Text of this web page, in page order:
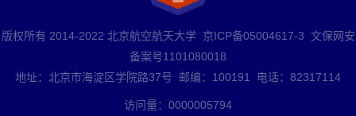
版权所有 2014-2022 北京航空航天大学 京ICP备05004617-3 文保网安
备案号1101080018
地址：北京市海淀区学院路37号 邮编：100191 电话：82317114
访问量： 0000005794